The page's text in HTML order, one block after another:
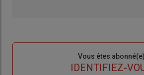
Vous êtes abonné(e)
IDENTIFIEZ-